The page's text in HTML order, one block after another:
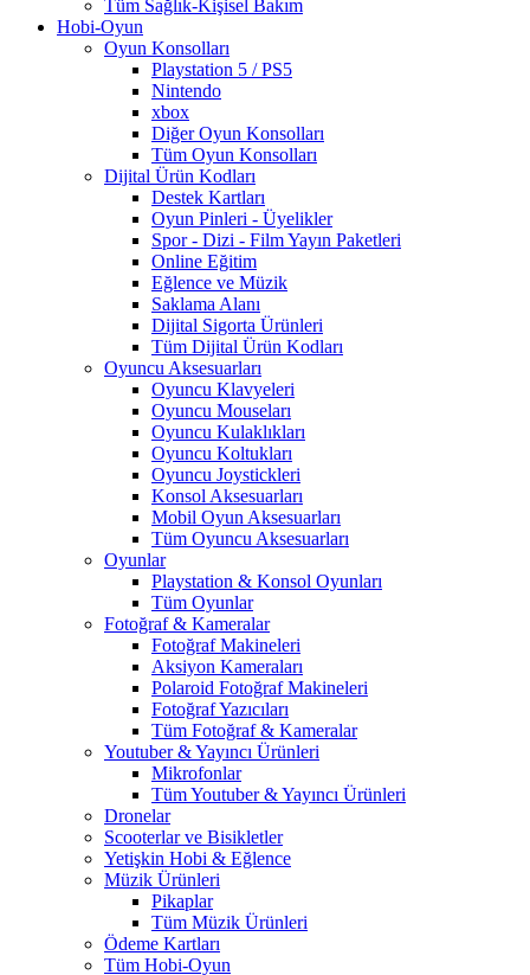
Tüm Sağlık-Kişisel Bakım
Hobi-Oyun
Oyun Konsolları
Playstation 5 / PS5
Nintendo
xbox
Diğer Oyun Konsolları
Tüm Oyun Konsolları
Dijital Ürün Kodları
Destek Kartları
Oyun Pinleri - Üyelikler
Spor - Dizi - Film Yayın Paketleri
Online Eğitim
Eğlence ve Müzik
Saklama Alanı
Dijital Sigorta Ürünleri
Tüm Dijital Ürün Kodları
Oyuncu Aksesuarları
Oyuncu Klavyeleri
Oyuncu Mouseları
Oyuncu Kulaklıkları
Oyuncu Koltukları
Oyuncu Joystickleri
Konsol Aksesuarları
Mobil Oyun Aksesuarları
Tüm Oyuncu Aksesuarları
Oyunlar
Playstation & Konsol Oyunları
Tüm Oyunlar
Fotoğraf & Kameralar
Fotoğraf Makineleri
Aksiyon Kameraları
Polaroid Fotoğraf Makineleri
Fotoğraf Yazıcıları
Tüm Fotoğraf & Kameralar
Youtuber & Yayıncı Ürünleri
Mikrofonlar
Tüm Youtuber & Yayıncı Ürünleri
Dronelar
Scooterlar ve Bisikletler
Yetişkin Hobi & Eğlence
Müzik Ürünleri
Pikaplar
Tüm Müzik Ürünleri
Ödeme Kartları
Tüm Hobi-Oyun